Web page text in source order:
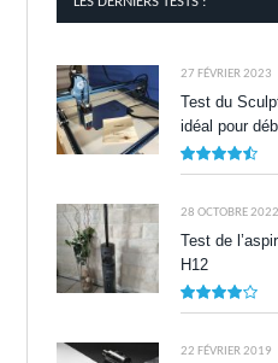
27 FÉVRIER 2023
Test du
idéal pour
28 OCTOBRE 2022
Test de
H12
22 FÉVRIER 2019